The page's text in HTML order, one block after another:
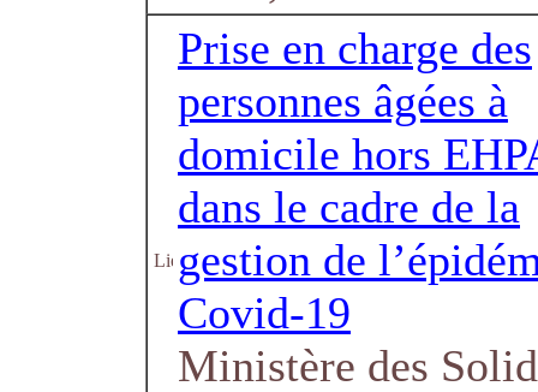
Prise en charge des
personnes âgées à
domicile hors
dans le cadre de la
gestion de
Covid-19
Ministère des